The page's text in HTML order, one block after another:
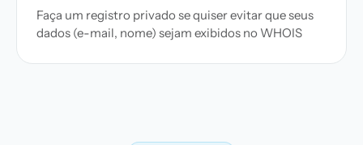
Faça um registro privado se quiser evitar que seus
dados (e-mail, nome) sejam exibidos no WHOIS